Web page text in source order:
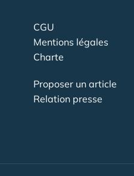
CGU
Mentions légales
Charte
Proposer un article
Relation presse